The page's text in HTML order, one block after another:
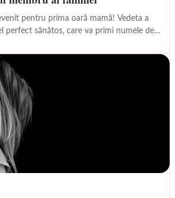
pentru prima oară mamă! Vedeta a
perfect sănătos, care va primi numele de